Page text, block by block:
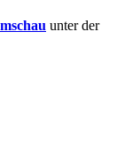
unter der